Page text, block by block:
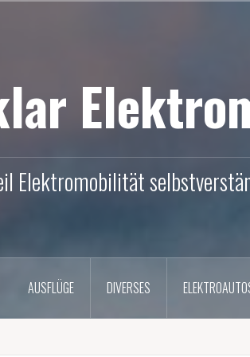
Elektromobilität
AUSFLÜGE DIVERSES